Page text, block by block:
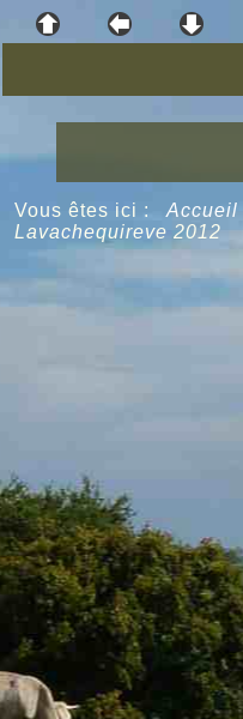
Vous êtes ici : Accueil
Lavachequireve 2012